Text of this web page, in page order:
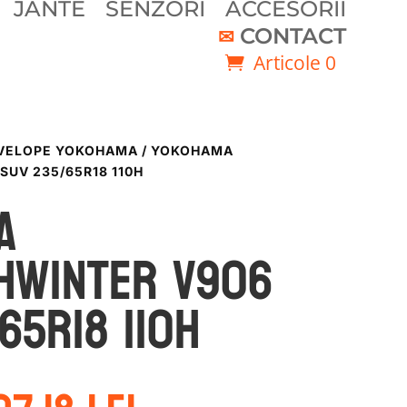
JANTE SENZORI
ACCESORII
CONTACT
Articole 0
YOKOHAMA / YOKOHAMA
235/65R18 110H
V906
110H